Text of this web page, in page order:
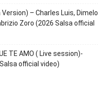
Version) – Charles Luis, Dimelo
Zoro (2026 Salsa official
TE AMO ( Live session)-
official video)